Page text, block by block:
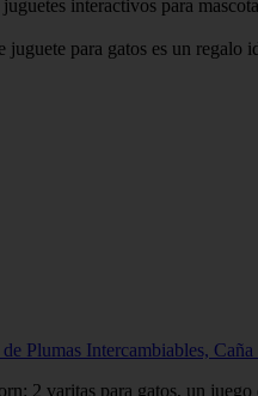
interactivos para
para gatos es un regalo
Plumas Intercambiables,
2 varitas para gatos, un